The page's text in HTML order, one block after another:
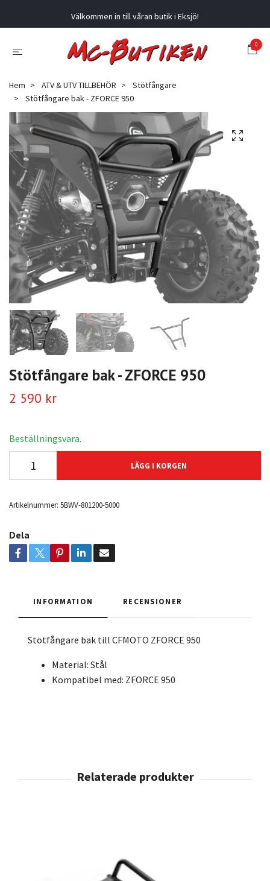
Välkommen in till våran butik i Eksjö!
0
Hem ATV & UTV TILLBEHÖR
Stötfångare
Stötfångare bak - ZFORCE 950
Stötfångare bak - ZFORCE 950
2 590 kr
Beställningsvara.
LÄGG I KORGEN
Artikelnummer: 5BWV-801200-5000
Dela
INFORMATION RECENSIONER
Stötfångare bak till CFMOTO ZFORCE 950
Material: Stål
Kompatibel med: ZFORCE 950